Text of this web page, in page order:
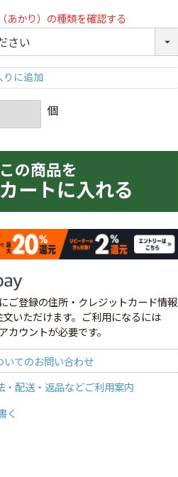
あかり）の種類を確認する
カートに入れる
ご登録の住所・クレジットカード情報
いただけます。ご利用になるには
ウントが必要です。
いてのお問い合わせ
・配送・返品などご利用案内
く